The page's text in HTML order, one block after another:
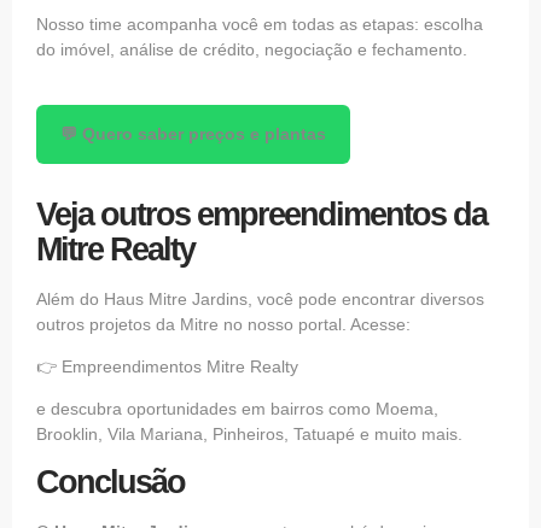
Nosso time acompanha você em todas as etapas: escolha
do imóvel, análise de crédito, negociação e fechamento.
💬 Quero saber preços e plantas
Veja outros empreendimentos da
Mitre Realty
Além do Haus Mitre Jardins, você pode encontrar diversos
outros projetos da Mitre no nosso portal. Acesse:
👉 Empreendimentos Mitre Realty
e descubra oportunidades em bairros como Moema,
Brooklin, Vila Mariana, Pinheiros, Tatuapé e muito mais.
Conclusão